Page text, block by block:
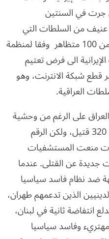
جرت في السنتين
عنيف من السلطات التي
قمعت التظاهرات وقتلت أكثر من 100 متظاهر وفقا لمنظمة
الى فرض تعتيم
قطع شبكة الانترنت، وهو
العراقية.
على الرغم من وحشية
قمعها، ما ادى الى قتل اكثر من 320 قتيل، ولكن الرقم
منعت المستشفيات
جديدة عن القتلى. عندما
ضد نظام فاسد سياسيا
الذين تدعمهم طهران،
انتفاضة ثانية في لبنان،
وفاسد سياسيا